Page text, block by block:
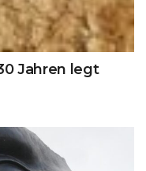
Jahren legt